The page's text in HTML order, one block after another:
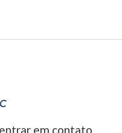
em contato